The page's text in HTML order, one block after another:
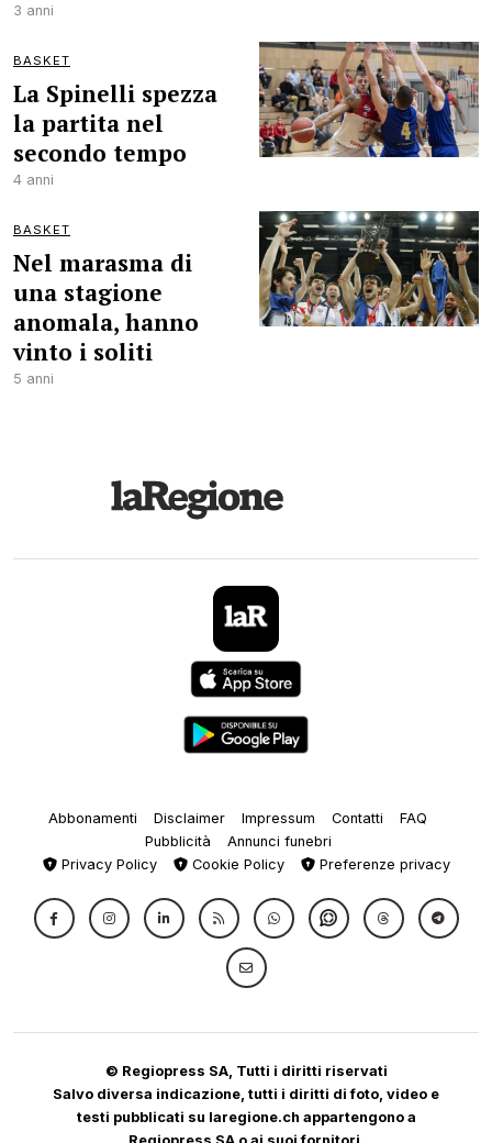
3 anni
BASKET
La Spinelli spezza
la partita nel
secondo tempo
4 anni
BASKET
Nel marasma di
una stagione
anomala, hanno
vinto i soliti
5 anni
Abbonamenti Disclaimer Impressum Contatti
FAQ
Pubblicità
Annunci funebri
Privacy Policy
Cookie Policy Preferenze privacy
© Regiopress SA, Tutti i diritti riservati
Salvo diversa indicazione, tutti i diritti di foto, video e
testi pubblicati su laregione.ch appartengono a